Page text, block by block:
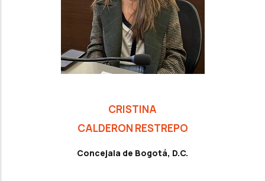
CRISTINA
CALDERON RESTREPO
Concejala de Bogotá, D.C.